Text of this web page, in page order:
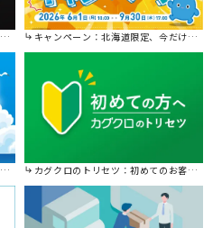
キャンペーン：北海道限定、今だけ送料無料！
カグクロのトリセツ：初めてのお客様はこちら。